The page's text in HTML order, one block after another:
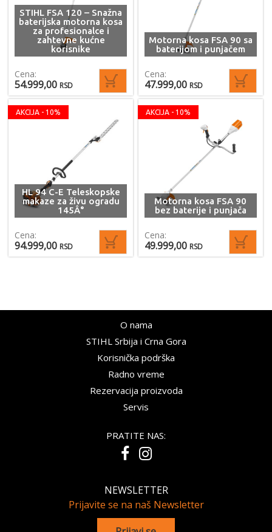
STIHL FSA 120 – Snažna
baterijska motorna kosa
za profesionalce i
zahtevne kućne
korisnike
Cena:
54.999,00 RSD
Motorna kosa FSA 90 sa
baterijom i punjačem
Cena:
47.999,00 RSD
AKCIJA - 10%
HL 94 C-E Teleskopske
makaze za živu ogradu
145Â°
Cena:
94.999,00 RSD
AKCIJA - 10%
Motorna kosa FSA 90
bez baterije i punjača
Cena:
49.999,00 RSD
O nama
STIHL Srbija i Crna Gora
Korisnička podrška
Radno vreme
Rezervacija proizvoda
Servis
PRATITE NAS:
NEWSLETTER
Prijavite se na naš Newsletter